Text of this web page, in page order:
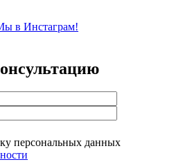
в Инстаграм!
персональных данных